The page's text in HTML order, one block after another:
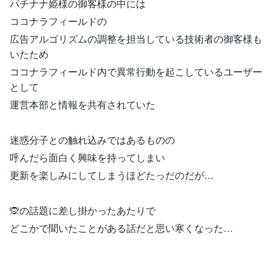
パチナナ姫様の御客様の中には
ココナラフィールドの
広告アルゴリズムの調整を担当している技術者の御客様も
いたため
ココナラフィールド内で異常行動を起こしているユーザー
として
運営本部と情報を共有されていた
迷惑分子との触れ込みではあるものの
呼んだら面白く興味を持ってしまい
更新を楽しみにしてしまうほどたっだのだが…
🙊の話題に差し掛かったあたりで
どこかで聞いたことがある話だと思い寒くなった…